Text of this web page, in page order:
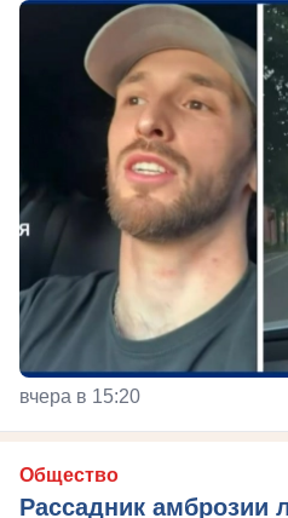
вчера в 15:20
Общество
Рассадник амброзии